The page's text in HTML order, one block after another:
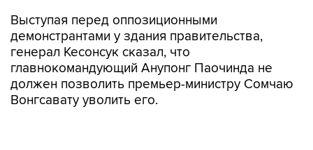
Выступая перед оппозиционными
демонстрантами у здания правительства,
генерал Кесонсук сказал, что
главнокомандующий Анупонг Паочинда не
должен позволить премьер-министру Сомчаю
Вонгсавату уволить его.